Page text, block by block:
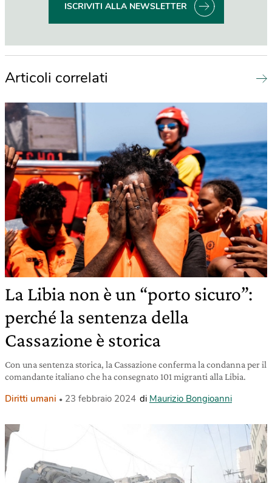
ISCRIVITI ALLA NEWSLETTER
Articoli correlati
La Libia non è un “porto sicuro”:
perché la sentenza della
Cassazione è storica
Con una sentenza storica, la Cassazione conferma la condanna per il
comandante italiano che ha consegnato 101 migranti alla Libia.
Diritti umani 23 febbraio 2024 di Maurizio Bongioanni